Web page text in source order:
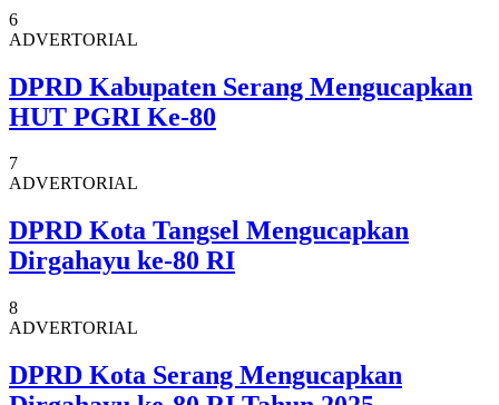
6
ADVERTORIAL
DPRD Kabupaten Serang Mengucapkan
HUT PGRI Ke-80
7
ADVERTORIAL
DPRD Kota Tangsel Mengucapkan
Dirgahayu ke-80 RI
8
ADVERTORIAL
DPRD Kota Serang Mengucapkan